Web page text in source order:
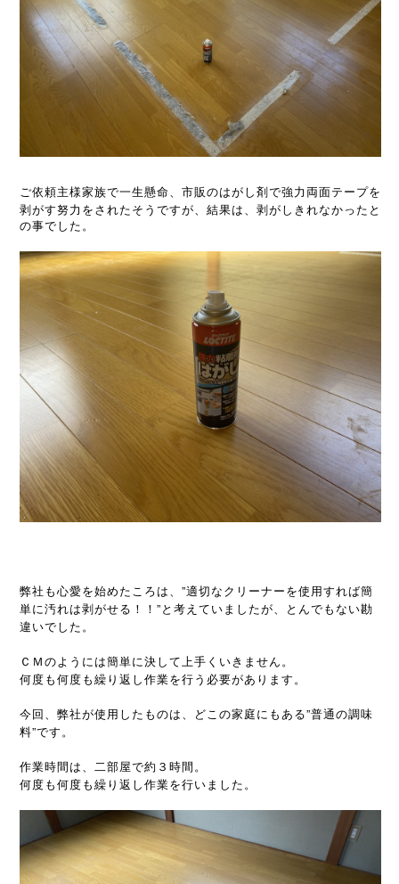
ご依頼主様家族で一生懸命、市販のはがし剤で強力両面テープを
剥がす努力をされたそうですが、
結果は、剥がしきれなかったと
の事でした。
弊社も心愛を始めたころは、”適切なクリーナーを使用すれば簡
単に汚れは剥がせる！！”と考えていましたが、とんでもない勘
違いでした。
ＣＭのようには簡単に決して上手くいきません。
何度も何度も繰り返し作業を行う必要があります。
今回、弊社が使用したものは、どこの家庭にもある”普通の調味
料”です。
作業時間は、二部屋で約３時間。
何度も何度も繰り返し作業を行いました。